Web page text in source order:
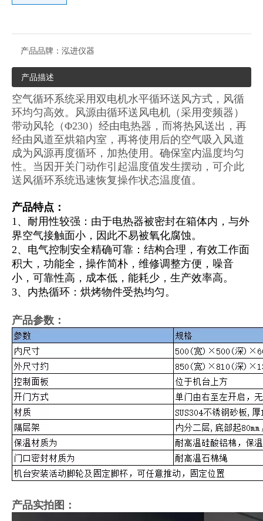
产品品牌： 泓进仪器
产品描述
空气循环系统采用双电机水平循环送风方式，风循
环均匀高效。风源由循环送风电机（采用变频器）
带动风轮（Φ230）经由电热器，而将热风送出，再
经由风道至烘箱内室，再将使用后的空气吸入风道
成为风源再度循环，加热使用。确保室内温度均匀
性。当因开关门动作引起温度值发生摆动，可介此
送风循环系统迅速恢复操作状态温度值。
产品特点：
1、耐用性较强：由于电热器被密封在箱体内，与外
界空气接触面小，因此不易被氧化腐蚀。
2、电气控制安全精确可靠：结构合理，有效工作面
积大，功能全，操作简朴，维修调整方便，噪音
小，可靠性高，成本低，能耗少，生产效率高。
3、内热循环：烘烤物件受热均匀。
产品参数：
产品实拍图：